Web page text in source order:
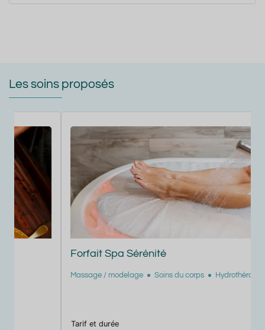
Les soins proposés
Forfait Spa Sérénité
Massage / modelage Soins du corps Hydrothérapie
Tarif et durée